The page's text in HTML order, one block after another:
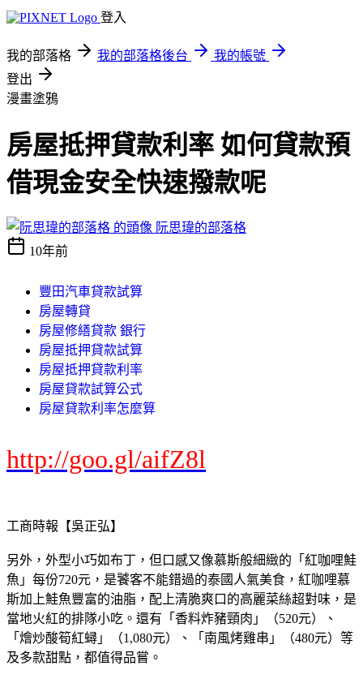
登入
我的部落格 我的部落格後台
我的帳號
登出
漫畫塗鴉
房屋抵押貸款利率 如何貸款預
借現金安全快速撥款呢
阮思瑋的部落格
10年前
豐田汽車貸款試算
房屋轉貸
房屋修繕貸款 銀行
房屋抵押貸款試算
房屋抵押貸款利率
房屋貸款試算公式
房屋貸款利率怎麼算
http://goo.gl/aifZ8l
工商時報【吳正弘】
另外，外型小巧如布丁，但口感又像慕斯般細緻的「紅咖哩鮭
魚」每份720元，是饕客不能錯過的泰國人氣美食，紅咖哩慕
斯加上鮭魚豐富的油脂，配上清脆爽口的高麗菜絲超對味，是
當地火紅的排隊小吃。還有「香料炸豬頸肉」（520元）、
「燴炒酸筍紅蟳」（1,080元）、「南風烤雞串」（480元）等
及多款甜點，都值得品嘗。